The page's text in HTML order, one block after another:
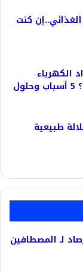
كنت
الكهرباء
طبيعية
لـ المصطافين